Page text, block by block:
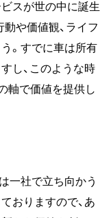
スが世の中に誕生
動や価値観、ライフ
。すでに車は所有
し、このような時
軸で価値を提供し
一社で立ち向かう
おりますので、あ